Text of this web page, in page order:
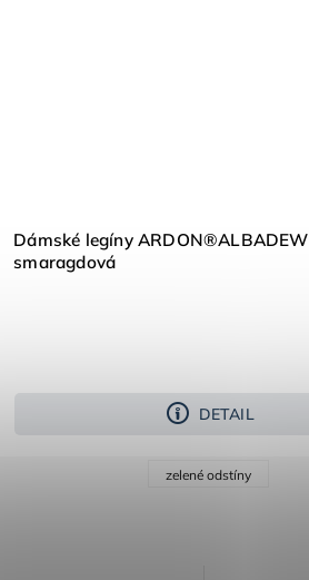
Dámské legíny ARDON®ALBADEW
smaragdová
DETAIL
zelené odstíny